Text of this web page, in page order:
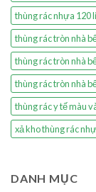
thùng rác nhựa 120
thùng rác tròn nhà
thùng rác tròn nhà
thùng rác tròn nhà
thùng rác y tế màu
xả kho thùng rác
DANH MỤC